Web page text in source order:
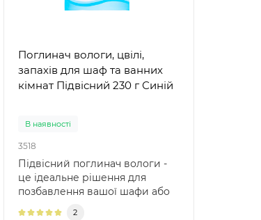
Поглинач вологи, цвілі,
запахів для шаф та ванних
кімнат Підвісний 230 г Синій
В наявності
3518
Підвісний поглинач вологи -
це ідеальне рішення для
позбавлення вашої шафи або
2